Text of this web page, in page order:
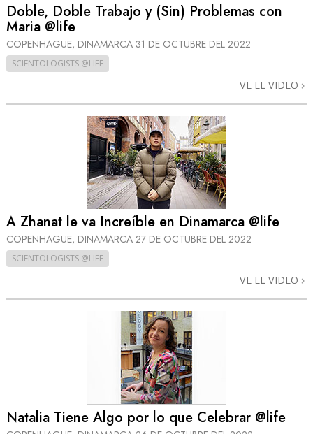
Doble, Doble Trabajo y (Sin) Problemas con
Maria @life
COPENHAGUE, DINAMARCA 31 DE OCTUBRE DEL 2022
SCIENTOLOGISTS @LIFE
VE EL VIDEO
A Zhanat le va Increíble en Dinamarca @life
COPENHAGUE, DINAMARCA 27 DE OCTUBRE DEL 2022
SCIENTOLOGISTS @LIFE
VE EL VIDEO
Natalia Tiene Algo por lo que Celebrar @life